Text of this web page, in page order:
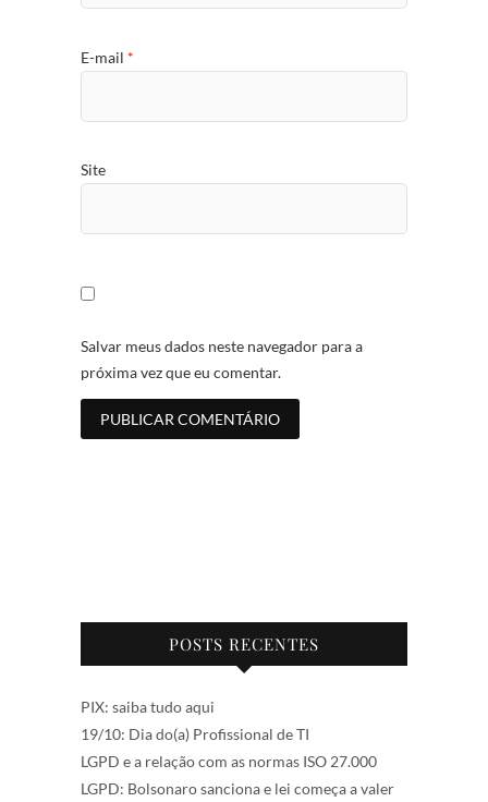
E-mail *
Site
Salvar meus dados neste navegador para a
próxima vez que eu comentar.
POSTS RECENTES
PIX: saiba tudo aqui
19/10: Dia do(a) Profissional de TI
LGPD e a relação com as normas ISO 27.000
LGPD: Bolsonaro sanciona e lei começa a valer